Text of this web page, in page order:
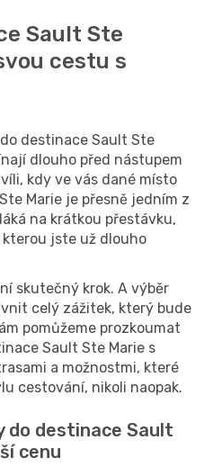
Sault Ste
cestu s
destinace Sault Ste
dlouho před nástupem
kdy ve vás dané místo
Marie je přesně jedním z
na krátkou přestávku,
jste už dlouho
skutečný krok. A výběr
celý zážitek, který bude
pomůžeme prozkoumat
Sault Ste Marie s
a možnostmi, které
cestování, nikoli naopak.
destinace Sault
cenu